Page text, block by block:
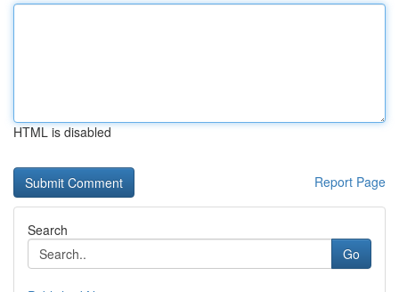
HTML is disabled
Report Page
Search
Go